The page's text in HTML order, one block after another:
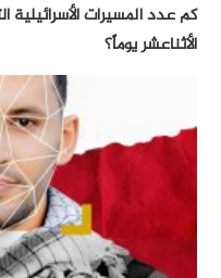
كم عدد المسيرات
الأثناعشر يوماً؟